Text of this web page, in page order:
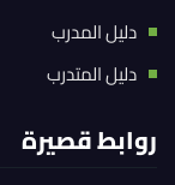
دليل المدرب
دليل المتدرب
روابط قصيرة